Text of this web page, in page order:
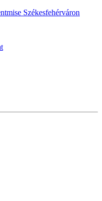
Székesfehérváron